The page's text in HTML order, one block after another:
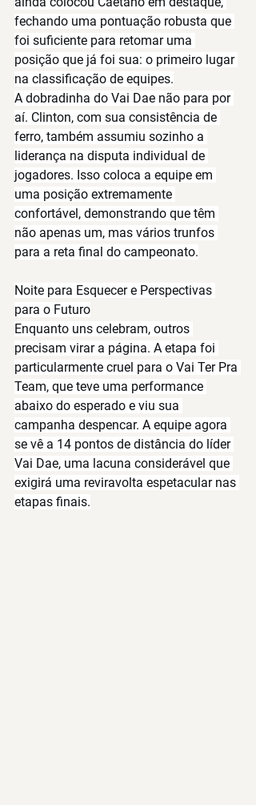
fechando uma pontuação robusta que
foi suficiente para retomar uma
posição que já foi sua: o primeiro lugar
na classificação de equipes.
A dobradinha do Vai Dae não para por
aí. Clinton, com sua consistência de
ferro, também assumiu sozinho a
liderança na disputa individual de
jogadores. Isso coloca a equipe em
uma posição extremamente
confortável, demonstrando que têm
não apenas um, mas vários trunfos
para a reta final do campeonato.
Noite para Esquecer e Perspectivas
para o Futuro
Enquanto uns celebram, outros
precisam virar a página. A etapa foi
particularmente cruel para o Vai Ter Pra
Team, que teve uma performance
abaixo do esperado e viu sua
campanha despencar. A equipe agora
se vê a 14 pontos de distância do líder
Vai Dae, uma lacuna considerável que
exigirá uma reviravolta espetacular nas
etapas finais.